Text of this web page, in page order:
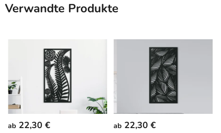
Verwandte Produkte
ab 22,30 € ab 22,30 €